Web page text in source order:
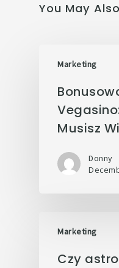
You May
Marketing
Musisz
Donny
Marketing
Czy